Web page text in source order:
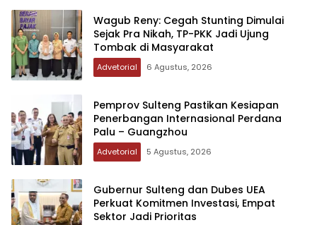
Wagub Reny: Cegah Stunting Dimulai
Sejak Pra Nikah, TP-PKK Jadi Ujung
Tombak di Masyarakat
Advetorial 6 Agustus, 2026
Pemprov Sulteng Pastikan Kesiapan
Penerbangan Internasional Perdana
Palu – Guangzhou
Advetorial 5 Agustus, 2026
Gubernur Sulteng dan Dubes UEA
Perkuat Komitmen Investasi, Empat
Sektor Jadi Prioritas